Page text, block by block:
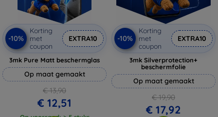
-10%
Korting
met
coupon
EXTRA10
3mk Pure Matt beschermglas
Op maat gemaakt
€ 13,90
€ 12,51
-10%
Korting
met
coupon
EXTRA10
3mk Silverprotection+
beschermfolie
Op maat gemaakt
€ 19,90
€ 17,92